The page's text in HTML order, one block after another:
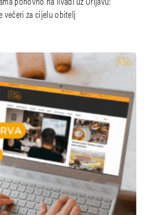
večeri za cijelu obitelj